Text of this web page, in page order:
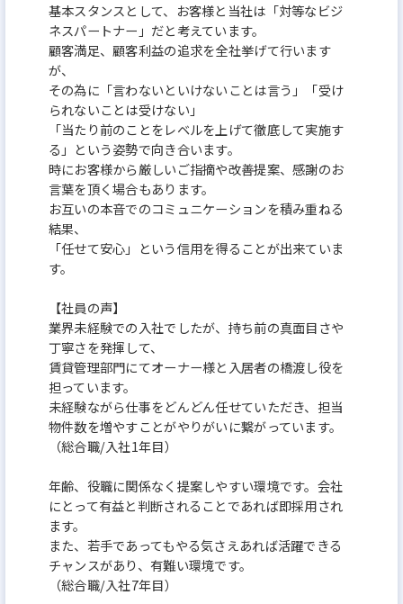
基本スタンスとして、お客様と当社は「対等なビジ
ネスパートナー」だと考えています。
顧客満足、顧客利益の追求を全社挙げて行います
が、
その為に「言わないといけないことは言う」「受け
られないことは受けない」
「当たり前のことをレベルを上げて徹底して実施す
る」という姿勢で向き合います。
時にお客様から厳しいご指摘や改善提案、感謝のお
言葉を頂く場合もあります。
お互いの本音でのコミュニケーションを積み重ねる
結果、
「任せて安心」という信用を得ることが出来ていま
す。
【社員の声】
業界未経験での入社でしたが、持ち前の真面目さや
丁寧さを発揮して、
賃貸管理部門にてオーナー様と入居者の橋渡し役を
担っています。
未経験ながら仕事をどんどん任せていただき、担当
物件数を増やすことがやりがいに繋がっています。
（総合職/入社1年目）
年齢、役職に関係なく提案しやすい環境です。会社
にとって有益と判断されることであれば即採用され
ます。
また、若手であってもやる気さえあれば活躍できる
チャンスがあり、有難い環境です。
（総合職/入社7年目）